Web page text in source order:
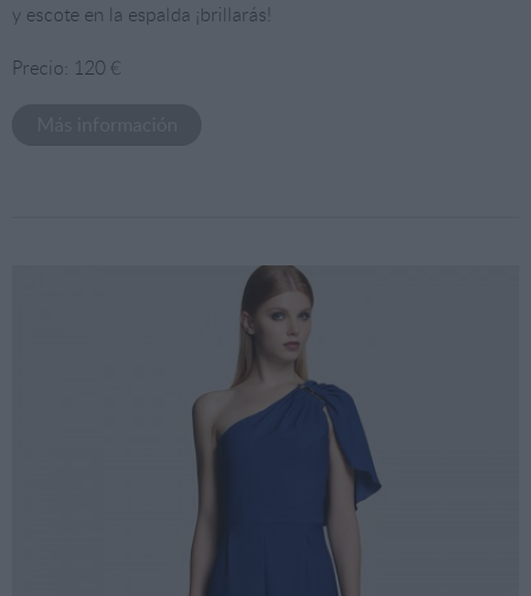
y escote en la espalda ¡brillarás!
Precio: 120 €